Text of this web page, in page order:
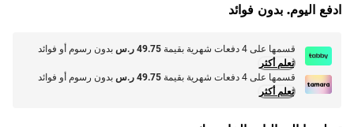
ادفع اليوم. بدون فوائد
قسمها على 4 دفعات شهرية بقيمة 49.75 ر.س
بدون رسوم أو فوائد
تعلم أكثر
قسمها على 4 دفعات شهرية بقيمة
49.75 ر.س
بدون رسوم أو فوائد
تعلم أكثر